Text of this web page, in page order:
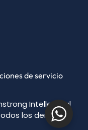
de servicio
Intellectual
los derechos